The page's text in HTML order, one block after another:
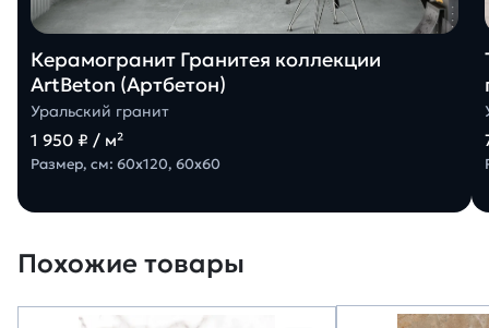
Керамогранит Гранитея коллекции
ArtBeton (Артбетон)
Уральский гранит
1 950 ₽ / м²
Размер, см: 60х120, 60х60
Похожие товары